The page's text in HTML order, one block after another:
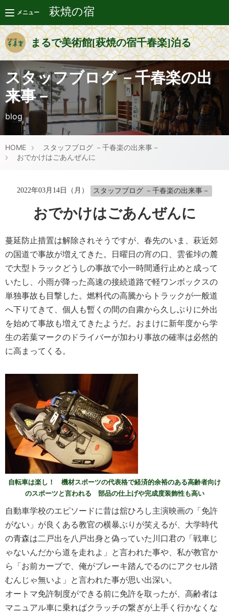
まるで美術館[萩焼の宿千春楽]泊る
メニュー 萩焼の宿
スタッフブログ －千春楽の出
来事－
blog
HOME
スタッフブログ －千春楽の出来事－
おでかけはごあんぜんに
2022年03月14日（月） スタッフブログ －千春楽の出来事－
おでかけはごあんぜんに
蔓延防止措置は解除されそうですが、春先のいま、萩近郊
の国道で事故が増えてきた。日曜日の宵の口、雲雀垰の麓
で大型トラックどうしの事故で小一時間通行止めと成って
いたし、小雨が降った高速の接続道路で軽ワンボックスの
単独事故も目撃した。燃料代の高騰からトラックが一般道
へ下りてきて、個人も暫くの間の自粛から久しぶりに外出
を始めて事故も増えてきたようだ。おまけに新年度から学
生の若葉マークのドライバーが加わり事故の確率は必然的
に高まってくる。
自転車は楽し！ 機材スポーツの代表格で経済的余裕のある高齢者向け
のスポーツと言われる 部品の仕上げや完成度装飾性も高い
自動車学校のエピソードに昔は舘ひろし主演映画の「免許
がない」が良くある教官の横暴ぶりが笑えるが、大学時代
の青森は二戸出を八戸出身と偽っていた川口君の「戦車じ
ゃないんだから道を走れよ」と言われた事や、私が教官か
ら「お前カーブで、俺がブレーキ踏んでるのにアクセル踏
むんじゃ無いよ」と言われた事が思い出深い。
オートマ免許制度ができる前に免許を取ったが、高齢者は
マニュアル車に乗ればクラッチの繋ぎが上手く行かなくな